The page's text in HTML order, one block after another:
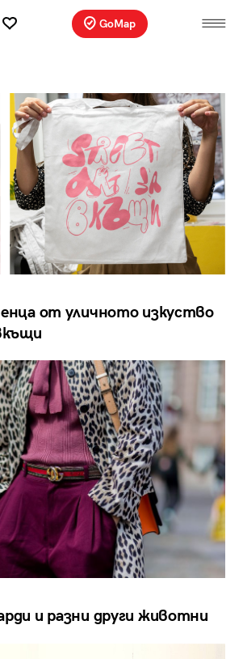
GoMap
от уличното изкуство
и разни други животни